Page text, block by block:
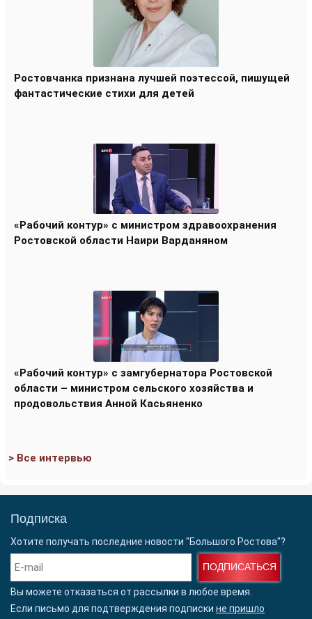
Ростовчанка признана лучшей поэтессой, пишущей
фантастические стихи для детей
«Рабочий контур» с министром здравоохранения
Ростовской области Наири Варданяном
«Рабочий контур» с замгубернатора Ростовской
области – министром сельского хозяйства и
продовольствия Анной Касьяненко
> Все интервью
Подписка
Хотите получать последние новости "Большого Ростова"?
ПОДПИСАТЬСЯ
Вы можете отказаться от рассылки в любое время.
Если письмо для подтверждения подписки не пришло